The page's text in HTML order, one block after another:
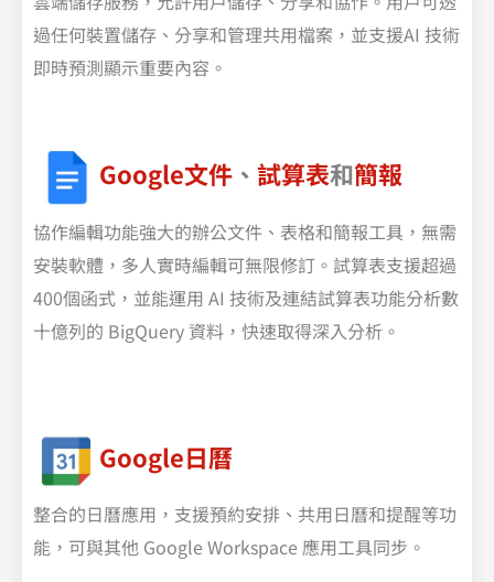
過任何裝置儲存、分享和管理共用檔案，並支援AI 技術
即時預測顯示重要內容。
Google文件 、 試算表和簡報
協作編輯功能強大的辦公文件、表格和簡報工具，無需
安裝軟體，多人實時編輯可無限修訂。試算表支援超過
400個函式，並能運用 AI 技術及連結試算表功能分析數
十億列的 BigQuery 資料，快速取得深入分析。
Google日曆
整合的日曆應用，支援預約安排、共用日曆和提醒等功
能，可與其他 Google Workspace 應用工具同步。